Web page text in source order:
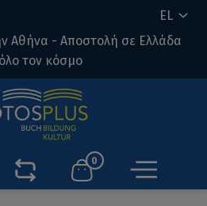
EL
Αθήνα - Αποστολή σε Ελλάδα
τον κόσμο
0